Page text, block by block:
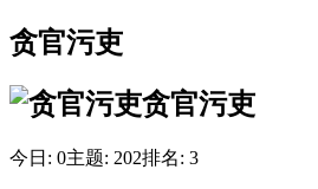
贪官污吏
贪官污吏
今日: 0主题: 202排名: 3